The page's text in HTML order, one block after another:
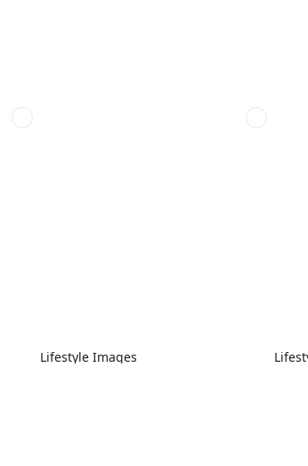
Lifestyle Images